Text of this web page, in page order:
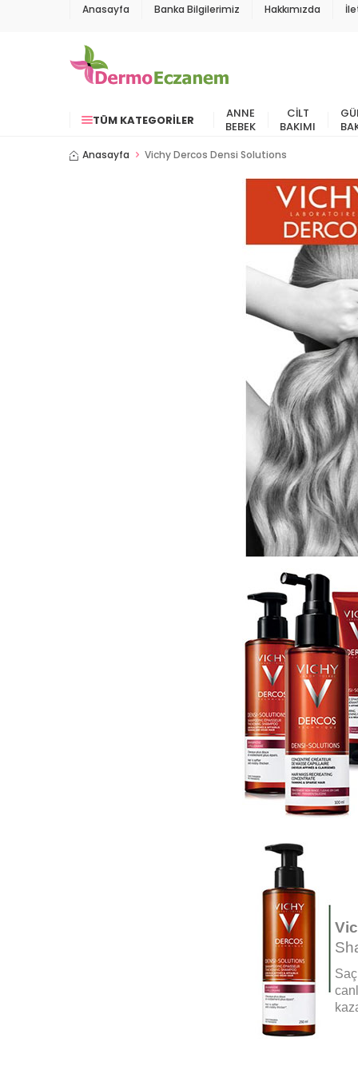
Anasayfa Banka Bilgilerimiz Hakkımızda
TÜM KATEGORILER
ANNE
BEBEK
CILT
BAKIMI
Anasayfa Vichy Dercos Densi Solutions